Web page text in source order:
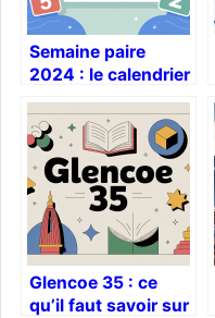
Semaine paire
2024 : le calendrier
simple pour ne plus
se tromper
Glencoe 35 : ce
qu’il faut savoir sur